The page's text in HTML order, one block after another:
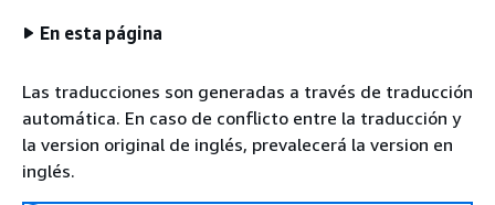
En esta página
Las traducciones son generadas a través de traducción
automática. En caso de conflicto entre la traducción y
la version original de inglés, prevalecerá la version en
inglés.